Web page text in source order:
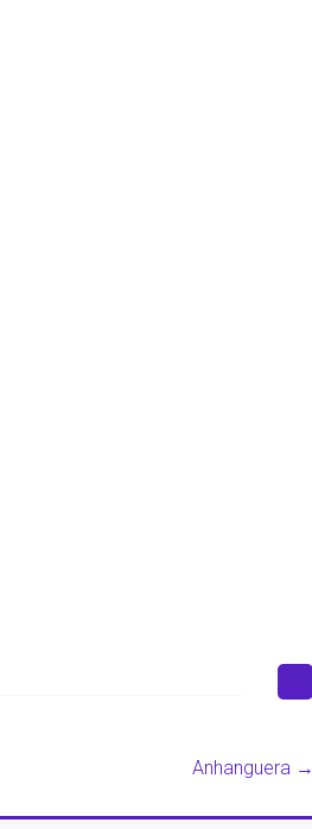
Anhanguera‎ →